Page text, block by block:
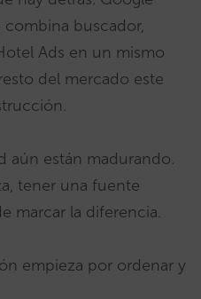
buscador,
Ads en un mismo
del mercado este
aún están madurando.
tener una fuente
marcar la diferencia.
empieza por ordenar y